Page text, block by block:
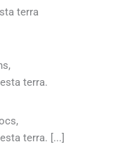
terra
terra.
terra. [...]